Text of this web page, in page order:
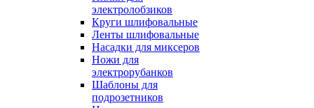
электролобзиков
Круги шлифовальные
Ленты шлифовальные
Насадки для миксеров
Ножи для
электрорубанков
Шаблоны для
подрозетников